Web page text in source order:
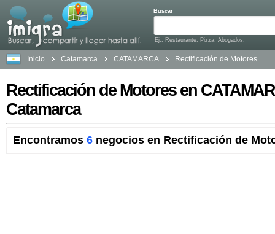
Buscar
Ej.: Restaurante, Pizza, Abogados.
Inicio Catamarca CATAMARCA Rectificación de Motores
Rectificación de Motores en
Catamarca
Encontramos 6 negocios en Rectificación de